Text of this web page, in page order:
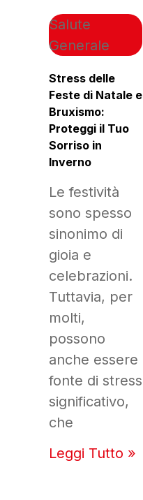
Salute
Generale
Stress delle
Feste di Natale e
Bruxismo:
Proteggi il Tuo
Sorriso in
Inverno
Le festività
sono spesso
sinonimo di
gioia e
celebrazioni.
Tuttavia, per
molti,
possono
anche essere
fonte di stress
significativo,
che
Leggi Tutto »